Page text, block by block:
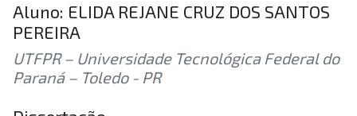
Aluno: ELIDA REJANE CRUZ DOS SANTOS
PEREIRA
UTFPR – Universidade Tecnológica Federal do
Paraná – Toledo - PR